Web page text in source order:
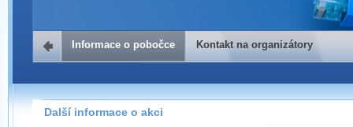
Kontakt na organizátory
Pokud máte jakýkoliv dotaz na organizátory této akce,
prosím neváhejte nás kontaktovat na e-mailu:
Informace o pobočce Kontakt na organizátory
Další informace o akci